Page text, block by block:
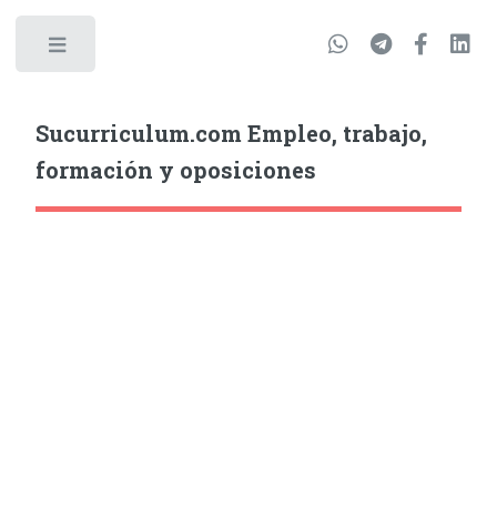
Sucurriculum.com Empleo, trabajo,
formación y oposiciones